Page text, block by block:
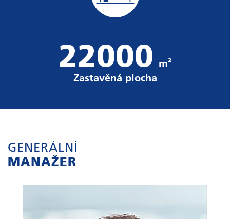
22000 m²
Zastavěná plocha
GENERÁLNÍ
MANAŽER